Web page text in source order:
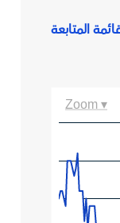
المتابعة
Zoom ▾